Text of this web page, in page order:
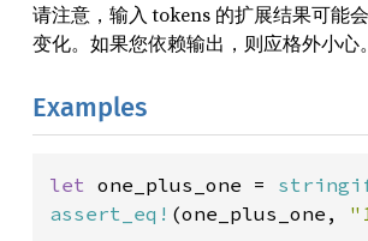
请注意，输入 tokens 的扩展结果可能
变化。如果您依赖输出，则应格外小心。
Examples
let one_plus_one =
assert_eq! (one_plus_one,